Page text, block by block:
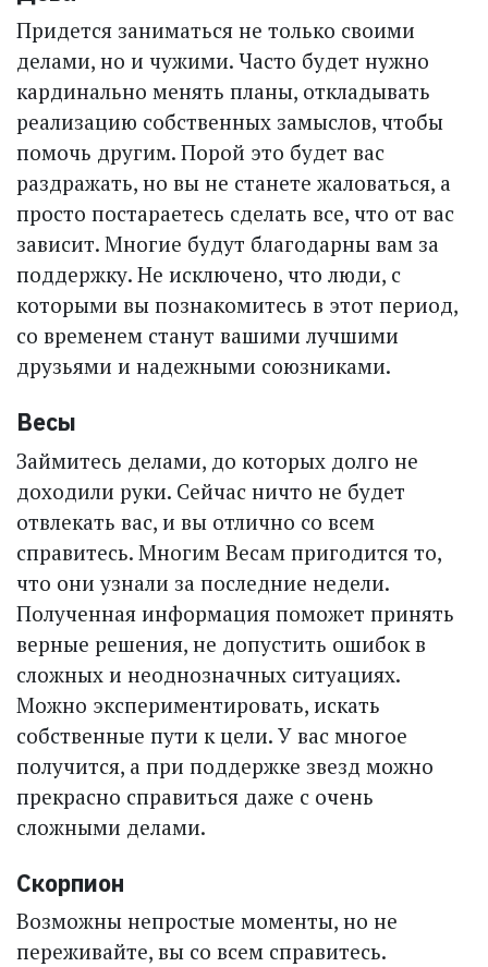
Придется заниматься не только своими
делами, но и чужими. Часто будет нужно
кардинально менять планы, откладывать
реализацию собственных замыслов, чтобы
помочь другим. Порой это будет вас
раздражать, но вы не станете жаловаться, а
просто постараетесь сделать все, что от вас
зависит. Многие будут благодарны вам за
поддержку. Не исключено, что люди, с
которыми вы познакомитесь в этот период,
со временем станут вашими лучшими
друзьями и надежными союзниками.
Весы
Займитесь делами, до которых долго не
доходили руки. Сейчас ничто не будет
отвлекать вас, и вы отлично со всем
справитесь. Многим Весам пригодится то,
что они узнали за последние недели.
Полученная информация поможет принять
верные решения, не допустить ошибок в
сложных и неоднозначных ситуациях.
Можно экспериментировать, искать
собственные пути к цели. У вас многое
получится, а при поддержке звезд можно
прекрасно справиться даже с очень
сложными делами.
Скорпион
Возможны непростые моменты, но не
переживайте, вы со всем справитесь.